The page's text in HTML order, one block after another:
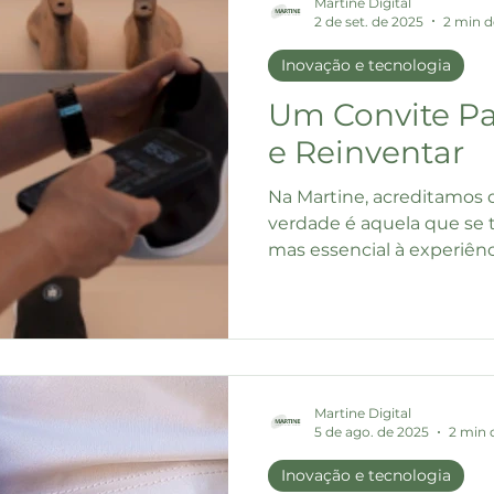
forma como nos
Um toque que
Um Convite
e Reinventar
Na Martine, acreditamos
verdade é aquela que se
mas essencial à
clientes e parceiros
de aplicação dessa
especial no nosso canal
Inovação e tecnologia
2 de set. de 2025
2 min
Inovação e tecnologia
Martine Digital
5 de ago. de 2025
2 min